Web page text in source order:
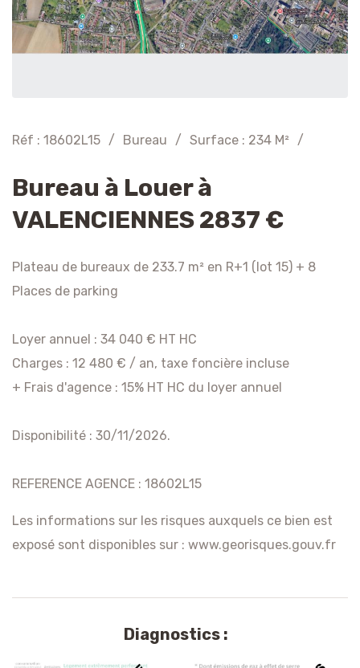
Réf : 18602L15 / Bureau / Surface : 234 M² /
Bureau à Louer à
VALENCIENNES 2837 €
Plateau de bureaux de 233.7 m² en R+1 (lot 15) + 8
Places de parking
Loyer annuel : 34 040 € HT HC
Charges : 12 480 € / an, taxe foncière incluse
+ Frais d'agence : 15% HT HC du loyer annuel
Disponibilité : 30/11/2026.
REFERENCE AGENCE : 18602L15
Les informations sur les risques auxquels ce bien est
exposé sont disponibles sur : www.georisques.gouv.fr
Diagnostics :